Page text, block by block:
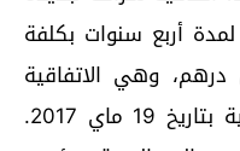
أربع سنوات بكلفة
تقدر بـ4.7 مليون درهم، وهي الاتفاقية
التي أشرت عليها وزارة الداخلية بتاريخ 19 ماي 2017.